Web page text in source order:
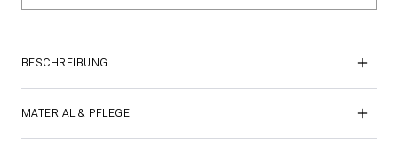
BESCHREIBUNG
MATERIAL & PFLEGE